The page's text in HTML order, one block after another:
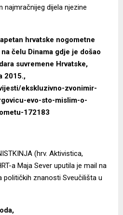
najmračnijeg dijela njezine
hrvatske nogometne
čelu Dinama gdje je došao
suvremene Hrvatske,
2015.,
ekskluzivno-zvonimir-
evo-sto-mislim-o-
172183
(hrv. Aktivistica,
a Maja Sever uputila je mail na
političkih znanosti Sveučilišta u